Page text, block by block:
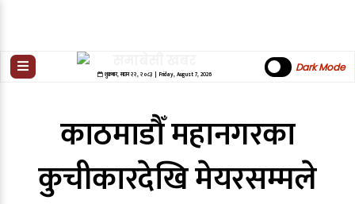
शुक्रबार,साउन २२,२०८३| Friday, August 7, 2026
Dark Mode
काठमाडौँ महानगरका
कुचीकारदेखि मेयरसम्मले